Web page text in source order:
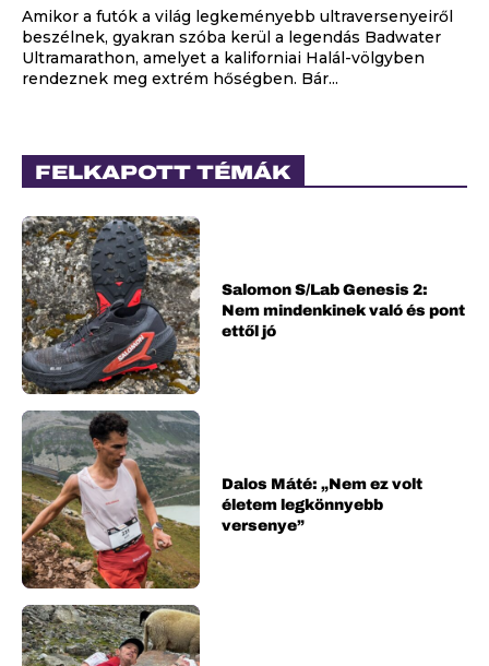
Amikor a futók a világ legkeményebb ultraversenyeiről
beszélnek, gyakran szóba kerül a legendás Badwater
Ultramarathon, amelyet a kaliforniai Halál-völgyben
rendeznek meg extrém hőségben. Bár...
FELKAPOTT TÉMÁK
Salomon S/Lab Genesis 2:
Nem mindenkinek való és pont
ettől jó
Dalos Máté: „Nem ez volt
életem legkönnyebb
versenye”